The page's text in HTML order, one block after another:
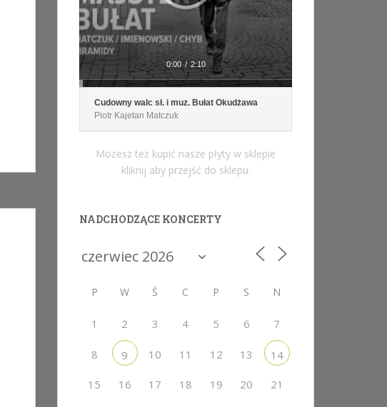
0:00 / 2:10
Cudowny walc sł. i muz. Bułat Okudżawa
Piotr Kajetan Matczuk
Możesz też kupić nasze płyty w sklepie
kliknij aby przejść do sklepu.
NADCHODZĄCE KONCERTY
P W Ś C P S N
1 2 3 4 5 6 7
8 9 10 11 12 13 14
15 16 17 18 19 20 21